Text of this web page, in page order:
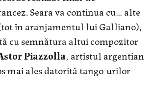
Seara va continua cu… alte
în aranjamentul lui Galliano),
cu semnătura altui compozitor
Piazzolla, artistul argentian
mai ales datorită tango-urilor